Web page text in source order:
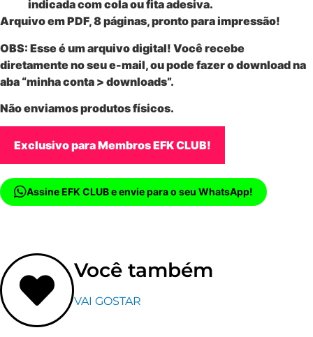
indicada com cola ou fita adesiva.
Arquivo em PDF, 8 páginas, pronto para impressão!
OBS: Esse é umarquivo digital! Você recebe
diretamente no seu e-mail, ou pode fazer o download na
aba “minha conta > downloads”.
Não enviamos produtos físicos.
Exclusivo para Membros EFK CLUB!
Assine EFK CLUB e envie para o seu WhatsApp!
Você também
VAI GOSTAR